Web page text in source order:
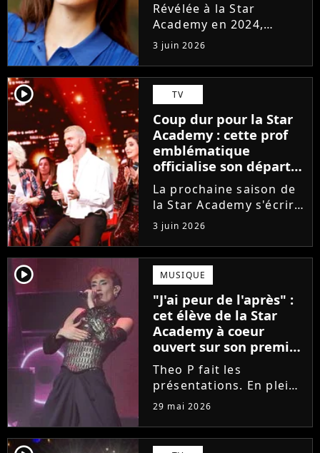
Révélée à la Star
Academy en 2024,
Marguerite officialise
l'arrivée pour l'automne
de son premier album
Guérir. En parallèle, la
chanteuse et
comédienne rejoindra
Laura Felpin, Harpo...
3 juin 2026
player2 TV
Coup dur pour la Star
Academy : cette prof
emblématique
officialise son départ,
"Ça devenait assez
compliqué"
La prochaine saison de
la Star Academy s'écrira
avec une nouvelle
recrue dans ses rangs.
Coach d'expression
scénique de l'émission,
Marlène Schaff ne
rempilera pas à la table
des professeurs...
3 juin 2026
player2 MUSIQUE
"J'ai peur de l'après" :
cet élève de la Star
Academy à coeur
ouvert sur son premier
single intime
Theo P fait les
présentations. En pleine
tournée, l'élève de la
son tout premier single.
Avec Garçon solide, le
29 mai 2026